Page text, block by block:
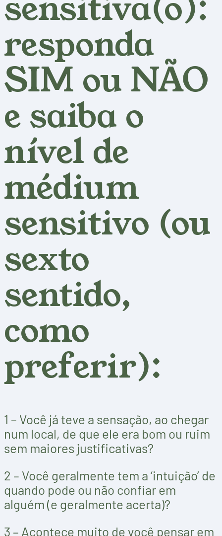
responda
SIM ou NÃO
e saiba o
nível de
médium
sensitivo (ou
sexto
sentido,
como
preferir):
1 – Você já teve a sensação, ao chegar
num local, de que ele era bom ou ruim
sem maiores justificativas?
2 – Você geralmente tem a ‘intuição’ de
quando pode ou não confiar em
alguém (e geralmente acerta)?
3 – Acontece muito de você pensar em